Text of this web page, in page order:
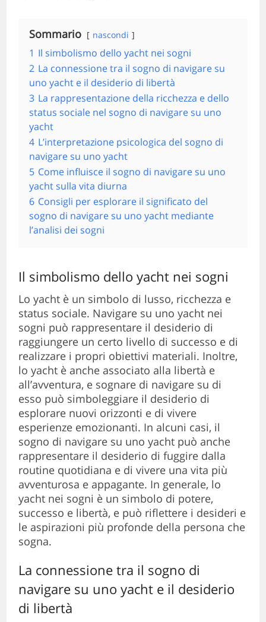
Sommario nascondi
1 Il simbolismo dello yacht nei sogni
2 La connessione tra il sogno di navigare su
uno yacht e il desiderio di libertà
3 La rappresentazione della ricchezza e dello
status sociale nel sogno di navigare su uno
yacht
4 L’interpretazione psicologica del sogno di
navigare su uno yacht
5 Come influisce il sogno di navigare su uno
yacht sulla vita diurna
6 Consigli per esplorare il significato del
sogno di navigare su uno yacht mediante
l’analisi dei sogni
Il simbolismo dello yacht nei sogni
Lo yacht è un simbolo di lusso, ricchezza e
status sociale. Navigare su uno yacht nei
sogni può rappresentare il desiderio di
raggiungere un certo livello di successo e di
realizzare i propri obiettivi materiali. Inoltre,
lo yacht è anche associato alla libertà e
all’avventura, e sognare di navigare su di
esso può simboleggiare il desiderio di
esplorare nuovi orizzonti e di vivere
esperienze emozionanti. In alcuni casi, il
sogno di navigare su uno yacht può anche
rappresentare il desiderio di fuggire dalla
routine quotidiana e di vivere una vita più
avventurosa e appagante. In generale, lo
yacht nei sogni è un simbolo di potere,
successo e libertà, e può riflettere i desideri e
le aspirazioni più profonde della persona che
sogna.
La connessione tra il sogno di
navigare su uno yacht e il desiderio
di libertà